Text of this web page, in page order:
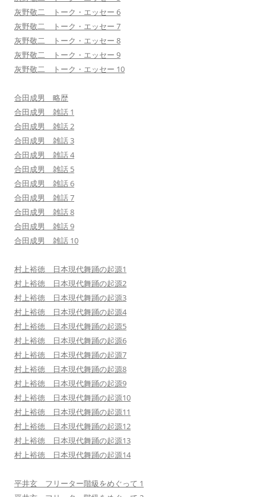
灰野敬二 トーク・エッセー 6
灰野敬二 トーク・エッセー 7
灰野敬二 トーク・エッセー 8
灰野敬二 トーク・エッセー 9
灰野敬二 トーク・エッセー 10
合田成男 略歴
合田成男 雑話 1
合田成男 雑話 2
合田成男 雑話 3
合田成男 雑話 4
合田成男 雑話 5
合田成男 雑話 6
合田成男 雑話 7
合田成男 雑話 8
合田成男 雑話 9
合田成男 雑話 10
村上裕徳 日本現代舞踊の起源1
村上裕徳 日本現代舞踊の起源2
村上裕徳 日本現代舞踊の起源3
村上裕徳 日本現代舞踊の起源4
村上裕徳 日本現代舞踊の起源5
村上裕徳 日本現代舞踊の起源6
村上裕徳 日本現代舞踊の起源7
村上裕徳 日本現代舞踊の起源8
村上裕徳 日本現代舞踊の起源9
村上裕徳 日本現代舞踊の起源10
村上裕徳 日本現代舞踊の起源11
村上裕徳 日本現代舞踊の起源12
村上裕徳 日本現代舞踊の起源13
村上裕徳 日本現代舞踊の起源14
平井玄 フリーター階級をめぐって 1